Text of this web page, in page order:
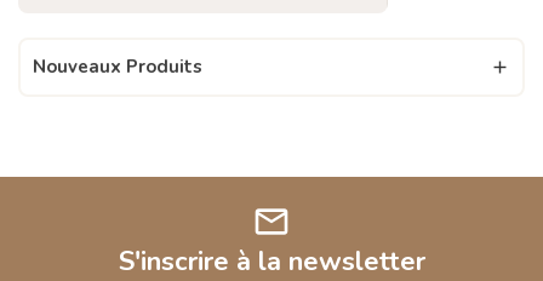
Nouveaux Produits 
mail
S'inscrire à la newsletter